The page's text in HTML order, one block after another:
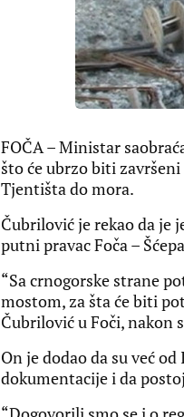
FOČA – Ministar
što će ubrzo biti
Tjentišta do mora.
Čubrilović je rekao da je
putni pravac Foča –
“Sa crnogorske strane
mostom, za šta će biti
Čubrilović u Foči, nakon
On je dodao da su već
dokumentacije i da